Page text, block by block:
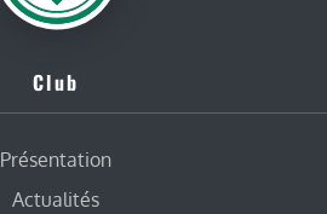
Club
Présentation
Actualités